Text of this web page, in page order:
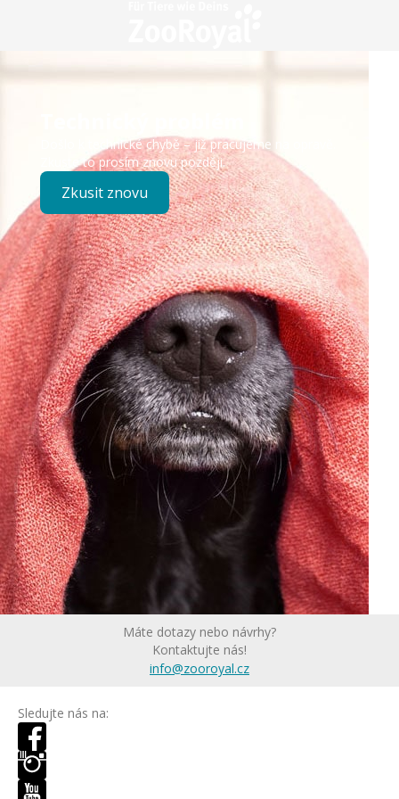
Došlo k technické chybě – již pracujeme na opravě.
Zkuste to prosím znovu později.
Zkusit znovu
Máte dotazy nebo návrhy?
Kontaktujte nás!
info@zooroyal.cz
Sledujte nás na: